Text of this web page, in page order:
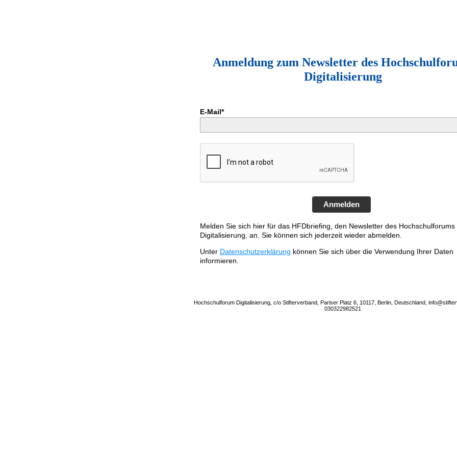
Anmeldung zum Newsletter des
Digitalisierung
E-Mail*
Anmelden
Melden Sie sich hier für das HFDbriefing, den Newsletter des Hochschulforums
Digitalisierung, an. Sie können sich jederzeit wieder abmelden.
Unter Datenschutzerklärung können Sie sich über die Verwendung Ihrer Daten
informieren.
Hochschulforum Digitalisierung, c/o Stifterverband, Pariser Platz 6, 10117, Berlin, Deutschland,
030322982521